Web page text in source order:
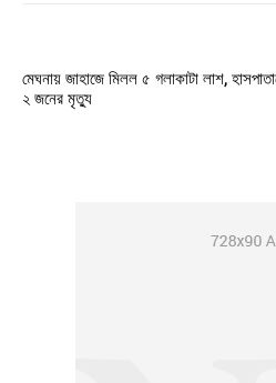
মেঘনায় জাহাজে মিলল ৫ গলাকাটা লাশ,
২ জনের মৃত্যু